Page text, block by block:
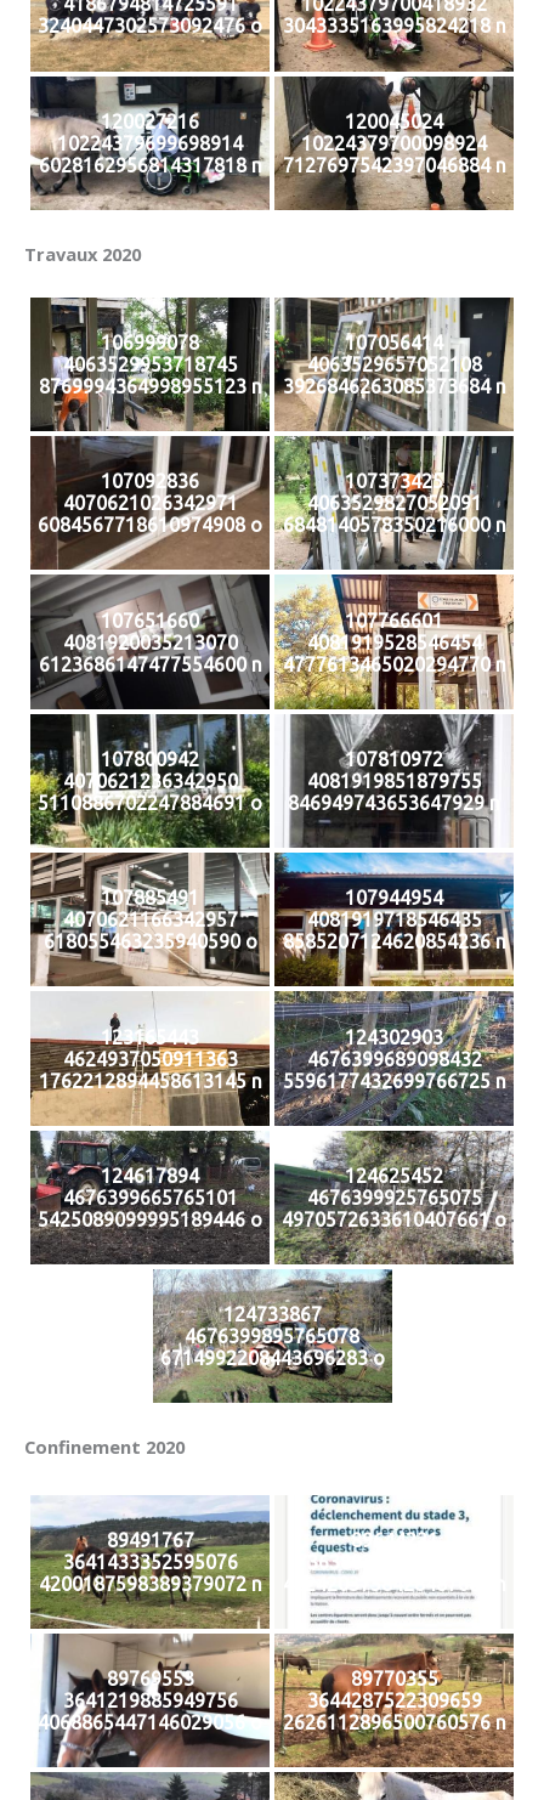
3240447302573092476 o
3043335163995824218 n
120027216
10224379699698914
6028162956814317818 n
120045024
10224379700098924
7127697542397046884 n
Travaux 2020
106999078
4063529953718745
8769994364998955123 n
107056414
4063529657052108
3926846263085373684 n
107092836
4070621026342971
6084567718610974908 o
107373425
4063529827052091
6848140578350216000 n
107651660
4081920035213070
6123686147477554600 n
107766601
4081919528546454
4777613465020294770 n
107800942
4070621236342950
5110886702247884691 o
107810972
4081919851879755
846949743653647929 n
107885491
4070621166342957
618055463235940590 o
107944954
4081919718546435
8585207124620854236 n
123165443
4624937050911363
1762212894458613145 n
124302903
4676399689098432
5596177432699766725 n
124617894
4676399665765101
5425089099995189446 o
124625452
4676399925765075
4970572633610407661 o
124733867
4676399895765078
6714992208443696283 o
Confinement 2020
89491767
3641433352595076
4200187598389379072 n
89644231
3638837169521361
4224203758428487680 n
89769553
3641219885949756
4068865447146029056 o
89770355
3644287522309659
2626112896500760576 n